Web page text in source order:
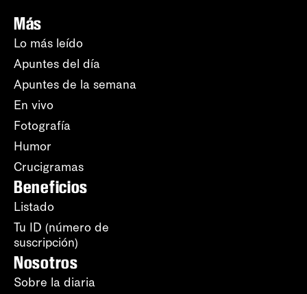
Más
Lo más leído
Apuntes del día
Apuntes de la semana
En vivo
Fotografía
Humor
Crucigramas
Beneficios
Listado
Tu ID (número de
suscripción)
Nosotros
Sobre la diaria